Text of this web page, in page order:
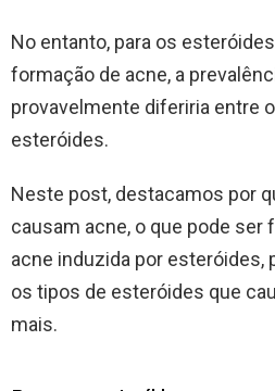
No entanto, para os
formação de acne, a
provavelmente diferiria entre
esteróides.
Neste post, destacamos por
causam acne, o que pode ser
acne induzida por
os tipos de esteróides que
mais.